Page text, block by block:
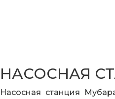
НАСОСНАЯ
Насосная станция